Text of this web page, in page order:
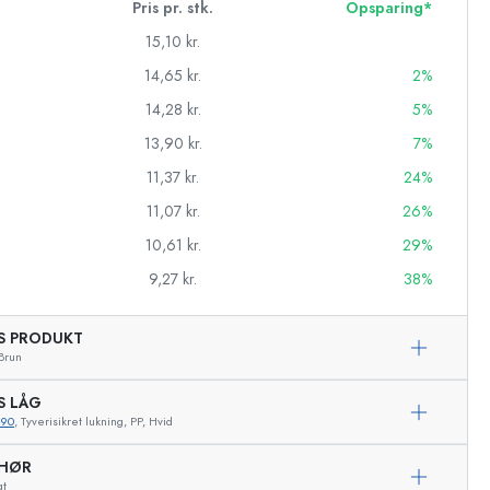
Pris pr. stk.
Opsparing*
15,10 kr.
14,65 kr.
2%
14,28 kr.
5%
13,90 kr.
7%
11,37 kr.
24%
11,07 kr.
26%
10,61 kr.
29%
9,27 kr. 38%
PRODUKT
Brun
LÅG
, Tyverisikret lukning, PP, Hvid